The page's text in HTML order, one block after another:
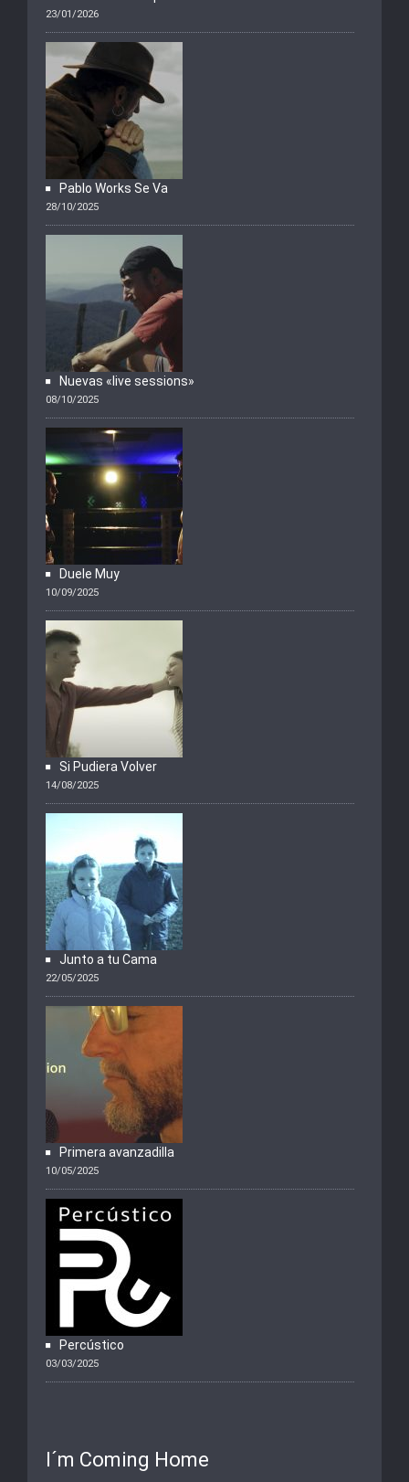
23/01/2026
Pablo Works Se Va
28/10/2025
Nuevas «live sessions»
08/10/2025
Duele Muy
10/09/2025
Si Pudiera Volver
14/08/2025
Junto a tu Cama
22/05/2025
Primera avanzadilla
10/05/2025
Percústico
03/03/2025
I´m Coming Home